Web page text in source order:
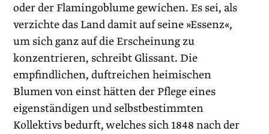
oder der Flamingoblume gewichen. Es sei, als
verzichte das Land damit auf seine »Essenz«,
um sich ganz auf die Erscheinung zu
konzentrieren, schreibt Glissant. Die
empfindlichen, duftreichen heimischen
Blumen von einst hätten der Pflege eines
eigenständigen und selbstbestimmten
Kollektivs bedurft, welches sich 1848 nach der